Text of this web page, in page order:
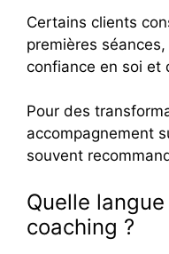
Certains clients
premières
confiance en soi et
Pour des
accompagnement
souvent
Quelle
coaching ?